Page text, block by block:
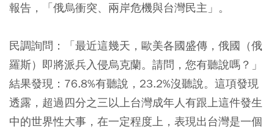
報告，「俄烏衝突、兩岸危機與台灣民主」。
民調詢問：「最近這幾天，歐美各國盛傳，俄國（俄
羅斯）即將派兵入侵烏克蘭。請問，您有聽說嗎？」
結果發現：76.8%有聽說，23.2%沒聽說。這項發現
透露，超過四分之三以上台灣成年人有跟上這件發生
中的世界性大事，在一定程度上，表現出台灣是一個